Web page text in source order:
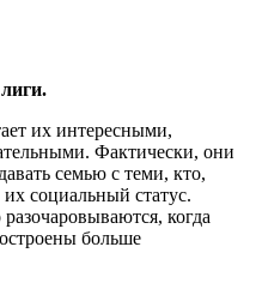
их интересными,
Фактически, они
семью с теми, кто,
социальный статус.
когда
больше